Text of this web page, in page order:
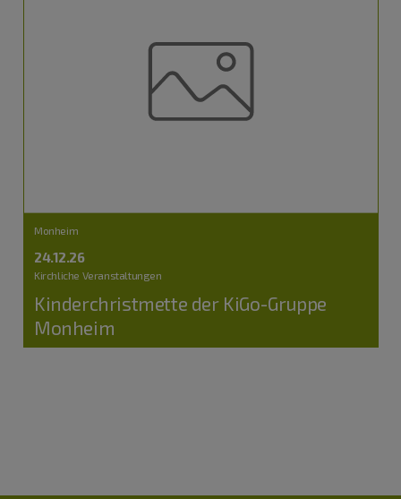
Monheim
24.12.26
Kirchliche Veranstaltungen
Kinderchristmette der KiGo-Gruppe
Monheim